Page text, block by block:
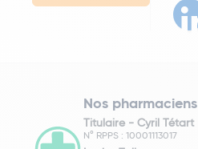
Nos pharmaciens
Titulaire - Cyril Tétart
N° RPPS : 10001113017